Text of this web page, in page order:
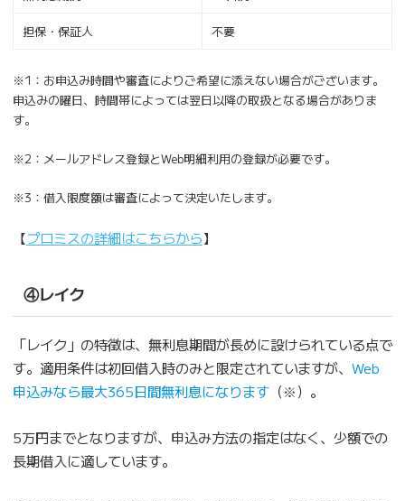
担保・保証人 不要
※1：お申込み時間や審査によりご希望に添えない場合がございます。
申込みの曜日、時間帯によっては翌日以降の取扱となる場合がありま
す。
※2：メールアドレス登録とWeb明細利用の登録が必要です。
※3：借入限度額は審査によって決定いたします。
【プロミスの詳細はこちらから】
④レイク
「レイク」の特徴は、無利息期間が長めに設けられている点で
す。適用条件は初回借入時のみと限定されていますが、 Web
申込みなら最大365日間無利息になります（※）。
5万円までとなりますが、申込み方法の指定はなく、少額での
長期借入に適しています。